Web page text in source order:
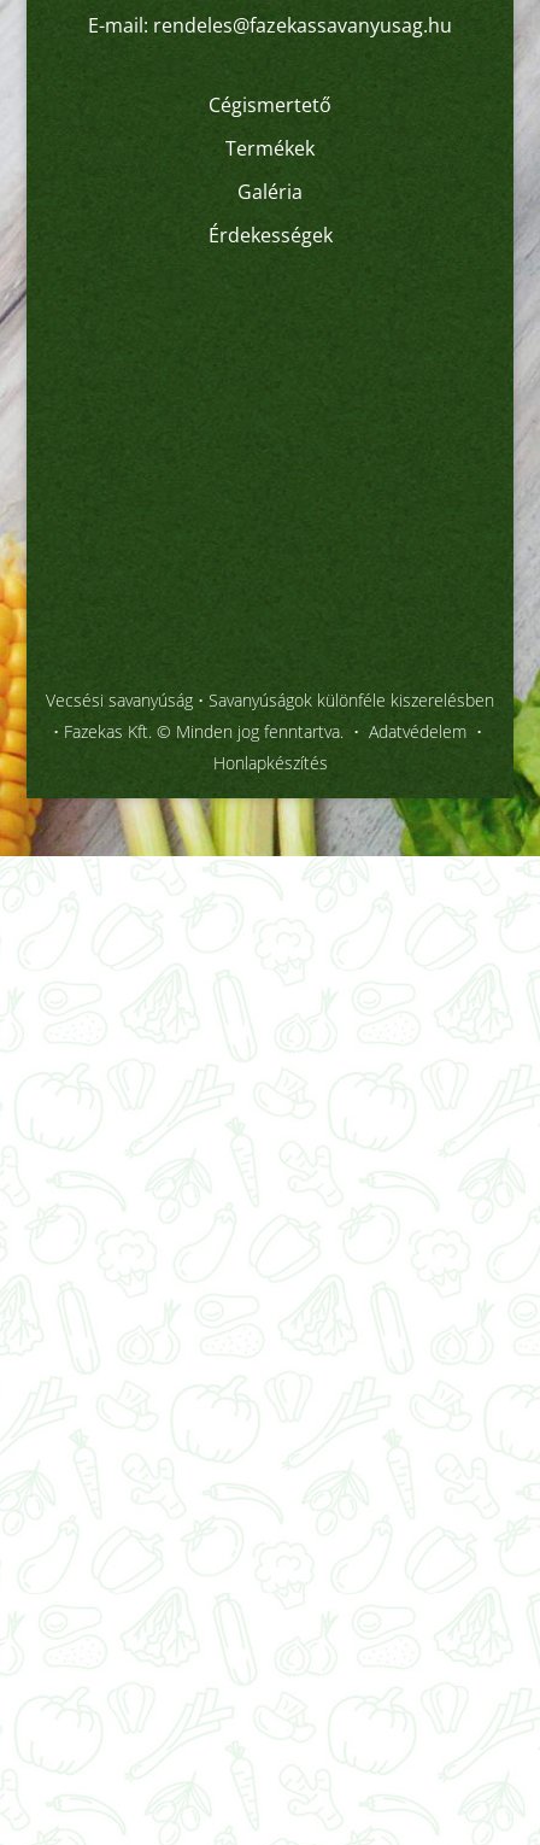
E-mail: rendeles@fazekassavanyusag.hu
Cégismertető
Termékek
Galéria
Érdekességek
Vecsési savanyúság • Savanyúságok különféle kiszerelésben
• Fazekas Kft. © Minden jog fenntartva. • Adatvédelem •
Honlapkészítés